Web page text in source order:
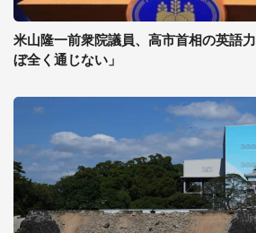
米山隆一前衆院議員、高市首相の英語
ぼ全く通じない」